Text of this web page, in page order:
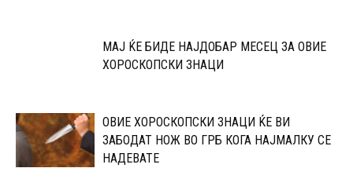
МАЈ ЌЕ БИДЕ НАЈДОБАР МЕСЕЦ ЗА ОВИЕ
ХОРОСКОПСКИ ЗНАЦИ
ОВИЕ ХОРОСКОПСКИ ЗНАЦИ ЌЕ ВИ
ЗАБОДАТ НОЖ ВО ГРБ КОГА НАЈМАЛКУ СЕ
НАДЕВАТЕ